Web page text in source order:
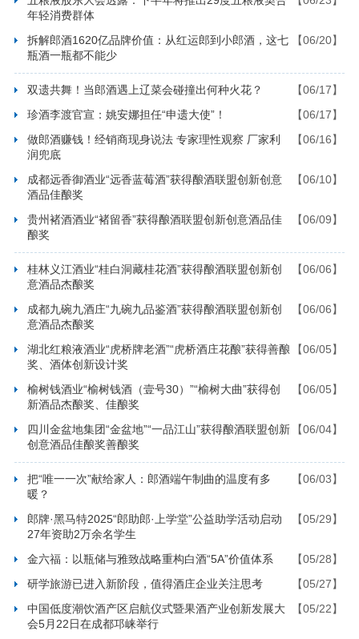
年轻消费群体
拆解郎酒1620亿品牌价值：从红运郎到小郎酒，这七
瓶酒一瓶都不能少
【06/20】
双遗共舞！当郎酒遇上辽菜会碰撞出何种火花？
【06/17】
珍酒李渡官宣：姚安娜担任“申遗大使”！
【06/17】
做郎酒赚钱！经销商现身说法 专家理性观察 厂家利
润兜底
【06/16】
成都远香御酒业“远香蓝莓酒”获得酿酒联盟创新创意
酒品佳酿奖
【06/10】
贵州褚酒酒业“褚留香”获得酿酒联盟创新创意酒品佳
酿奖
【06/09】
桂林义江酒业“桂白洞藏桂花酒”获得酿酒联盟创新创
意酒品杰酿奖
【06/06】
成都九碗九酒庄“九碗九品鉴酒”获得酿酒联盟创新创
意酒品杰酿奖
【06/06】
湖北红粮液酒业“虎桥牌老酒”“虎桥酒庄花酿”获得善酿
奖、酒体创新设计奖
【06/05】
榆树钱酒业“榆树钱酒（壹号30）”“榆树大曲”获得创
新酒品杰酿奖、佳酿奖
【06/05】
四川金盆地集团“金盆地”“一品江山”获得酿酒联盟创新
创意酒品佳酿奖善酿奖
【06/04】
把“唯一一次”献给家人：郎酒端午制曲的温度有多
暖？
【06/03】
郎牌·黑马特2025“郎助郎·上学堂”公益助学活动启动
27年资助2万余名学生
【05/29】
金六福：以瓶储与雅致战略重构白酒“5A”价值体系
【05/28】
研学旅游已进入新阶段，值得酒庄企业关注思考
【05/27】
中国低度潮饮酒产区启航仪式暨果酒产业创新发展大
会5月22日在成都邛崃举行
【05/22】